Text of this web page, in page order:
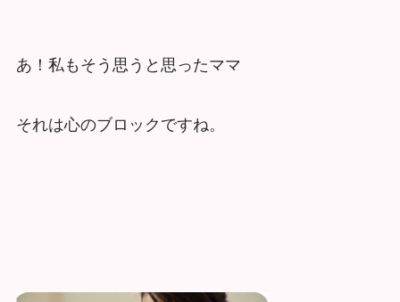
あ！私もそう思うと思ったママ
それは心のブロックですね。